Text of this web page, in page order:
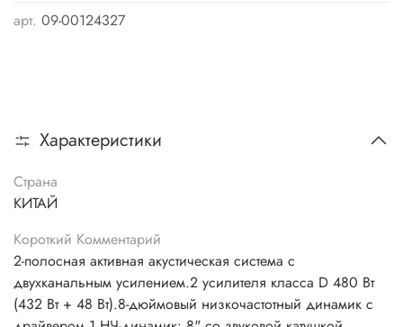
арт. 09-00124327
Характеристики
Страна
КИТАЙ
Короткий Комментарий
2-полосная активная акустическая система с
двухканальным усилением.2 усилителя класса D 480 Вт
(432 Вт + 48 Вт).8-дюймовый низкочастотный динамик с